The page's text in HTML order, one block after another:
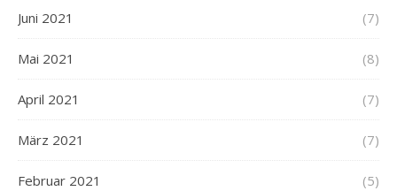
Juni 2021 (7)
Mai 2021 (8)
April 2021 (7)
März 2021 (7)
Februar 2021 (5)